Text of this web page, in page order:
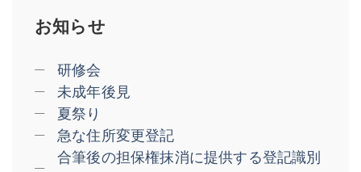
お知らせ
研修会
未成年後見
夏祭り
急な住所変更登記
合筆後の担保権抹消に提供する登記識別